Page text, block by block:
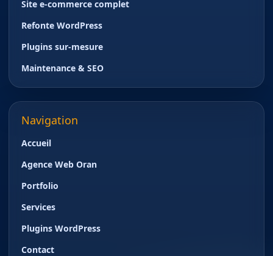
Site e-commerce complet
Refonte WordPress
Plugins sur-mesure
Maintenance & SEO
Navigation
Accueil
Agence Web Oran
Portfolio
Services
Plugins WordPress
Contact